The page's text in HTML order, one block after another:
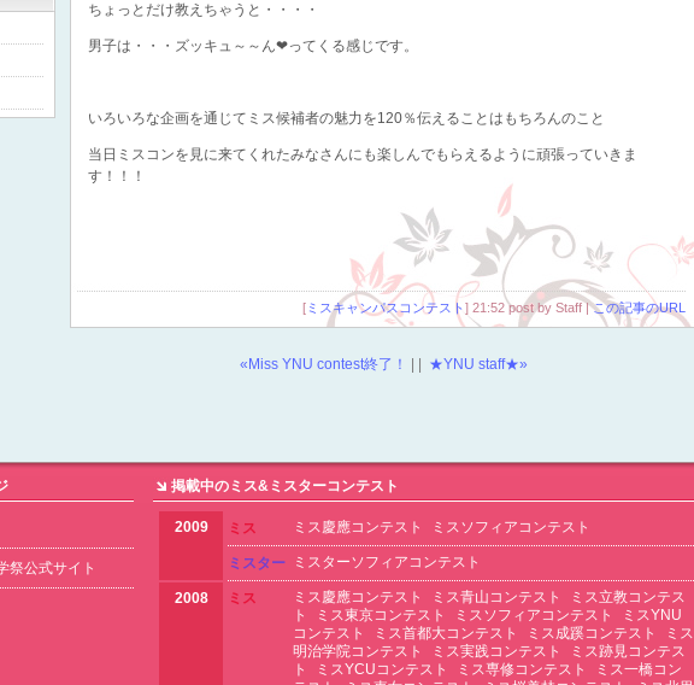
ちょっとだけ教えちゃうと・・・・
男子は・・・ズッキュ～～ん❤ってくる感じです。
いろいろな企画を通じてミス候補者の魅力を120％伝えることはもちろんのこと
当日ミスコンを見に来てくれたみなさんにも楽しんでもらえるように頑張っていきま
す！！！
[ ミスキャンパスコンテスト] 21:52 post by Staff |この記事のURL
«Miss YNU contest終了！ ★YNU staff★»
祭公式サイト
掲載中のミス&ミスターコンテスト
2009 ミス ミス慶應コンテスト ミスソフィアコンテスト
ミスター ミスターソフィアコンテスト
2008 ミス ミス慶應コンテスト ミス青山コンテスト
ミス立教コンテス
ト
ミス東京コンテスト ミスソフィアコンテスト
ミスYNU
コンテスト
ミス首都大コンテスト ミス成蹊コンテスト
ミス
明治学院コンテスト
ミス実践コンテスト
ミス跡見コンテス
ト
ミスYCUコンテスト ミス専修コンテスト
ミス一橋コン